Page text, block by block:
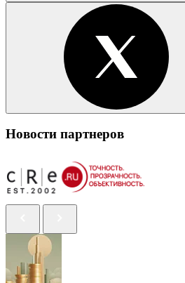
Новости партнеров